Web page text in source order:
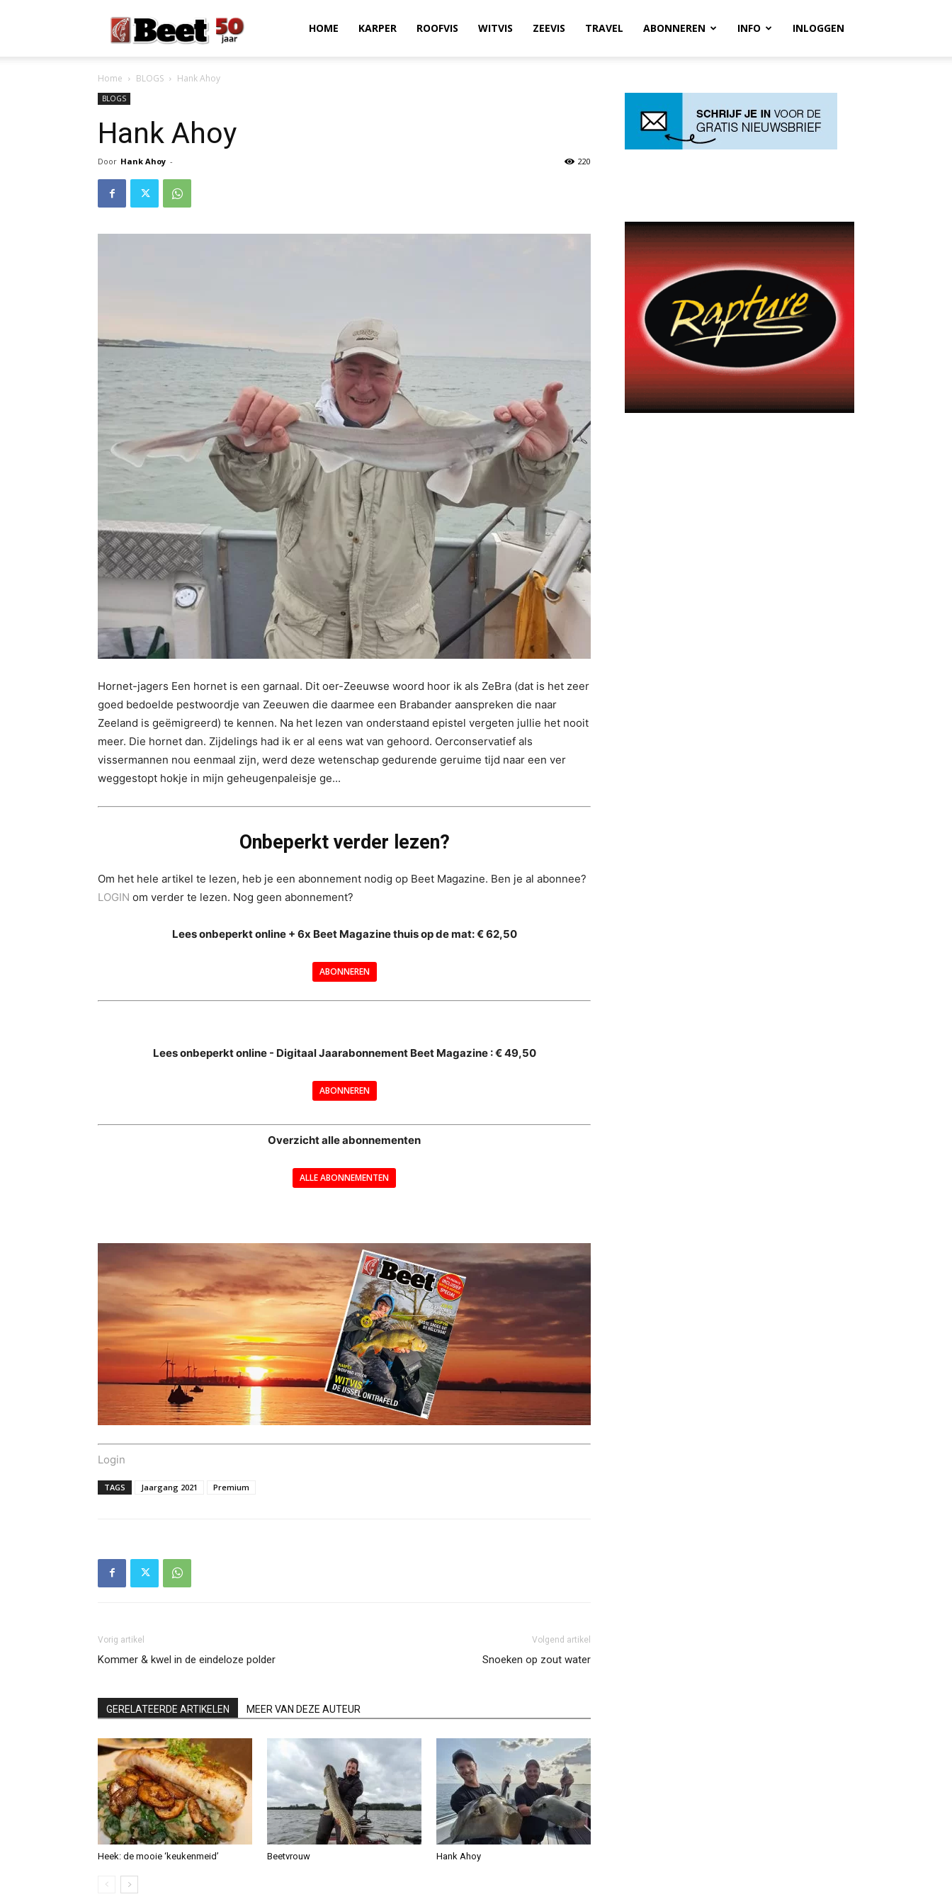
HOME KARPER ROOFVIS WITVIS ZEEVIS TRAVEL ABONNEREN INFO INLOGGEN
Home BLOGS Hank Ahoy
BLOGS
Hank Ahoy
Door Hank Ahoy - 220
Hornet-jagers Een hornet is een garnaal. Dit oer-Zeeuwse woord hoor ik als ZeBra (dat is het zeer
goed bedoelde pestwoordje van Zeeuwen die daarmee een Brabander aanspreken die naar
Zeeland is geëmigreerd) te kennen. Na het lezen van onderstaand epistel vergeten jullie het nooit
meer. Die hornet dan. Zijdelings had ik er al eens wat van gehoord. Oerconservatief als
vissermannen nou eenmaal zijn, werd deze wetenschap gedurende geruime tijd naar een ver
weggestopt hokje in mijn geheugenpaleisje ge...
Onbeperkt verder lezen?
Om het hele artikel te lezen, heb je een abonnement nodig op Beet Magazine. Ben je al abonnee?
LOGIN om verder te lezen. Nog geen abonnement?
Lees onbeperkt online + 6x Beet Magazine thuis op de mat: € 62,50
ABONNEREN
Lees onbeperkt online - Digitaal Jaarabonnement Beet Magazine : € 49,50
ABONNEREN
Overzicht alle abonnementen
ALLE ABONNEMENTEN
Login
TAGS Jaargang 2021 Premium
Vorig artikel
Kommer & kwel in de eindeloze polder
Volgend artikel
Snoeken op zout water
GERELATEERDE ARTIKELEN MEER VAN DEZE AUTEUR
Heek: de mooie ‘keukenmeid’ Beetvrouw Hank Ahoy